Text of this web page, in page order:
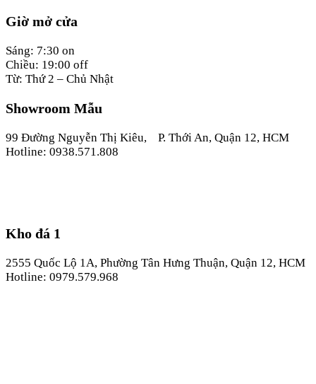
Giờ mở cửa
Sáng: 7:30 on
Chiều: 19:00 off
Từ: Thứ 2 – Chủ Nhật
Showroom Mẫu
99 Đường Nguyễn Thị Kiêu, P. Thới An, Quận 12, HCM
Hotline: 0938.571.808
Kho đá 1
2555 Quốc Lộ 1A, Phường Tân Hưng Thuận, Quận 12, HCM
Hotline: 0979.579.968